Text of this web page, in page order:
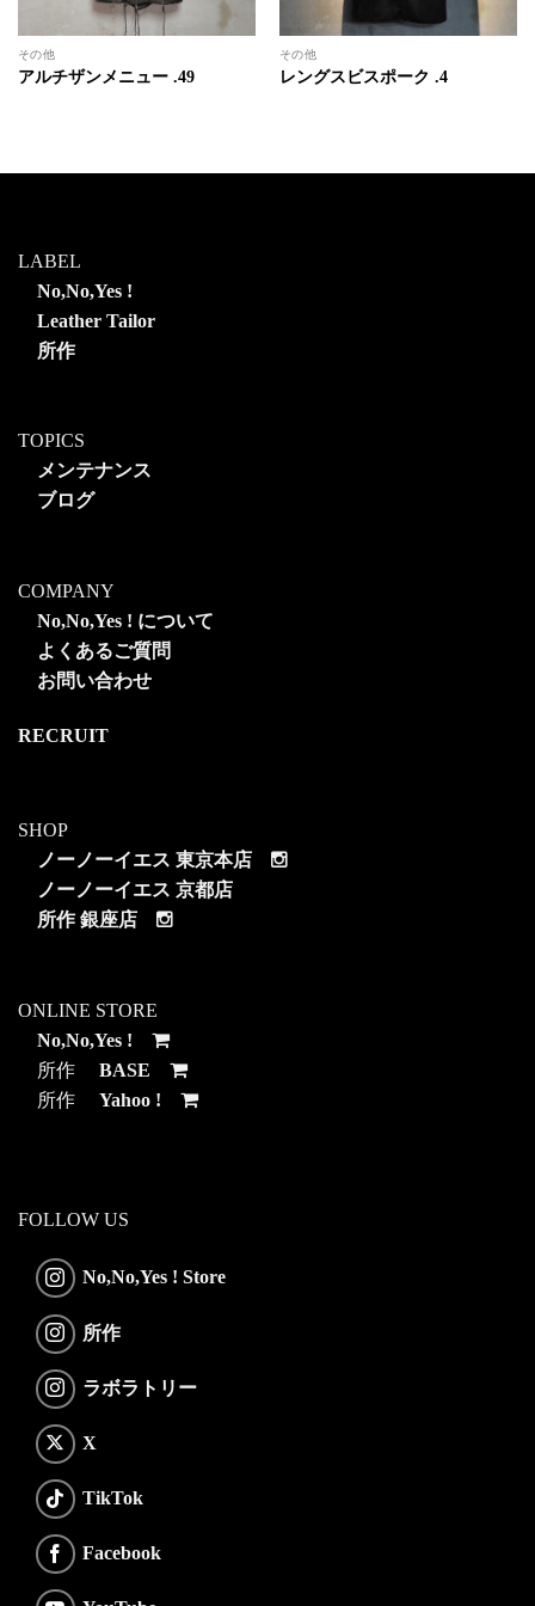
その他
アルチザンメニュー .49
その他
レングスビスポーク .4
LABEL
No,No,Yes !
Leather Tailor
所作
TOPICS
メンテナンス
ブログ
COMPANY
No,No,Yes ! について
よくあるご質問
お問い合わせ
RECRUIT
SHOP
ノーノーイエス 東京本店
ノーノーイエス 京都店
所作 銀座店
ONLINE STORE
No,No,Yes !
所作 BASE
所作 Yahoo !
FOLLOW US
No,No,Yes ! Store
所作
ラボラトリー
X
TikTok
Facebook